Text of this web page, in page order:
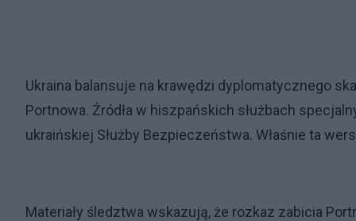
Ukraina balansuje na krawędzi dyplomatycznego
Portnowa. Źródła w hiszpańskich służbach
ukraińskiej Służby Bezpieczeństwa. Właśnie ta
Materiały śledztwa wskazują, że rozkaz zabicia